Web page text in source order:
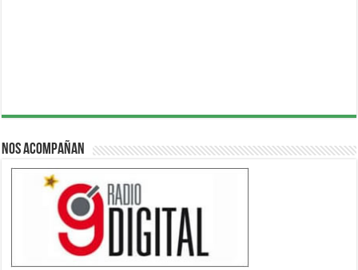
Nos acompañan